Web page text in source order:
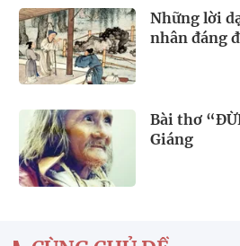
Những lời
nhân đáng
Bài thơ
Giáng